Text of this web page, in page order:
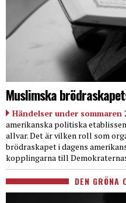
Muslimska
Händelser under sommaren
amerikanska politiska
allvar. Det är vilken roll som
brödraskapet i dagens
kopplingarna till
DEN GRÖNA